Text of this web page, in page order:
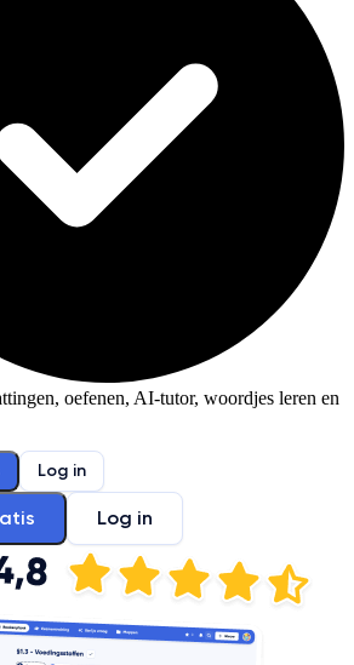
oefenen, AI-tutor, woordjes leren en
Log in
Log in